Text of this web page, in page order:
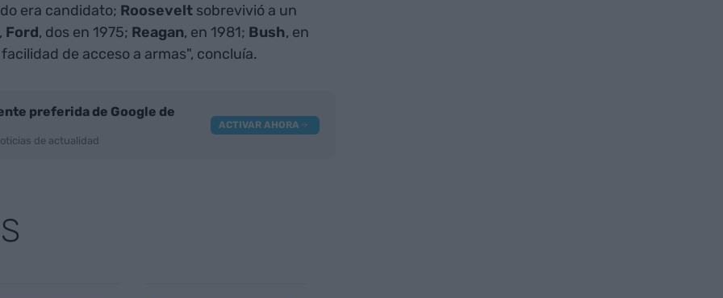
era candidato; Roosevelt sobrevivió a un
Ford, dos en 1975; Reagan, en 1981; Bush, en
de acceso a armas", concluía.
preferida de Google de
de actualidad
ACTIVAR AHORA